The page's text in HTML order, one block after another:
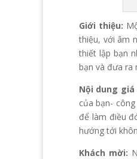
Giới thiệu:
thiệu, với âm
thiết lập bạn
bạn và đưa ra
Nội dung
của bạn-
để làm điều
hướng tới
Khách mời: